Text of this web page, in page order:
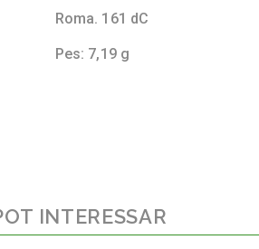
Roma. 161 dC
Pes: 7,19 g
INTERESSAR